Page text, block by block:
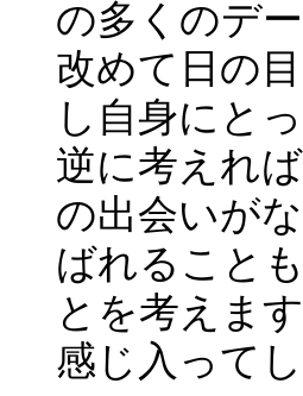
の多くのデ
改めて日の
し自身にと
逆に考えれ
の出会いが
ばれること
とを考えま
感じ入って